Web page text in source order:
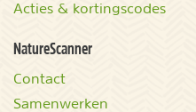
Acties & kortingscodes
NatureScanner
Contact
Samenwerken